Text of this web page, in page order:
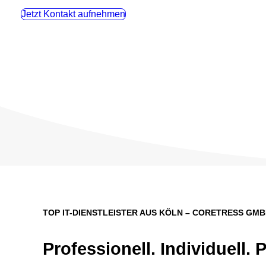
Jetzt Kontakt aufnehmen
TOP IT-DIENSTLEISTER AUS KÖLN – CORETRESS
Professionell. Individuell.